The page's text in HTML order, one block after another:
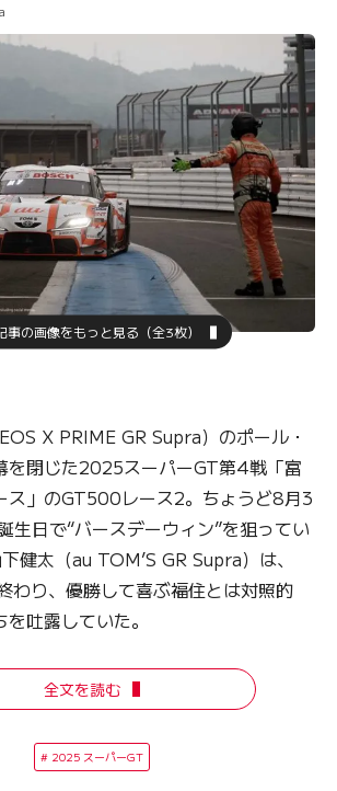
事の画像をもっと見る（全3枚）
X PRIME GR Supra）のポール・
を閉じた2025スーパーGT第4戦「富
ス」のGT500レース2。ちょうど8月3
生日で“バースデーウィン”を狙ってい
健太（au TOM’S GR Supra）は、
わり、優勝して喜ぶ福住とは対照的
吐露していた。
全文を読む
2025 スーパーGT